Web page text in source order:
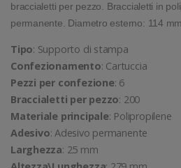
braccialetti per pezzo. Braccialetti in
permanente. Diametro esterno: 114
Tipo: Supporto di stampa
Confezionamento: Cartuccia
Pezzi per confezione: 6
Braccialetti per pezzo: 200
Materiale principale: Polipropilene
Adesivo: Adesivo permanente
Larghezza: 25 mm